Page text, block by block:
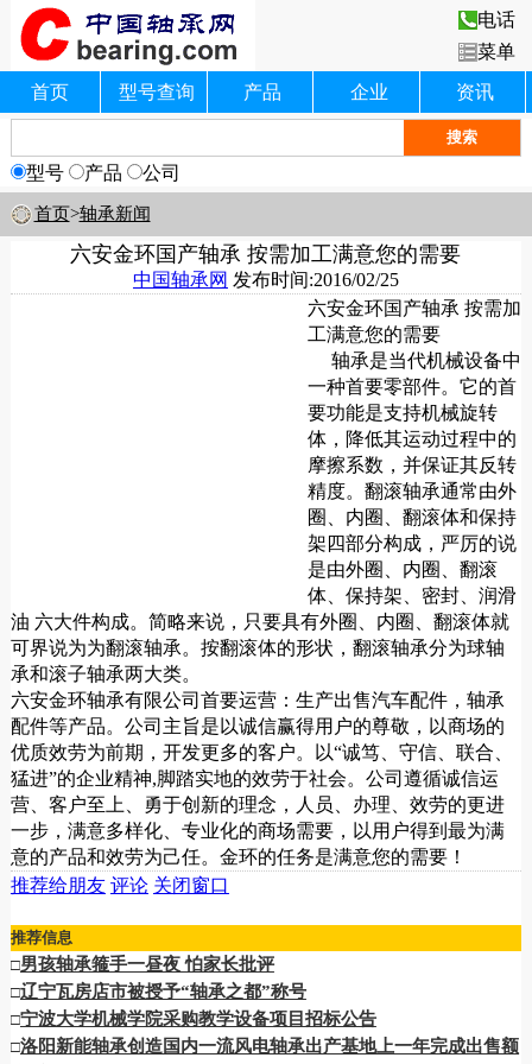
电话
菜单
首页
型号查询 产品 企业 资讯
型号 产品 公司
首页>轴承新闻
六安金环国产轴承 按需加工满意您的需要
中国轴承网 发布时间:2016/02/25
六安金环国产轴承 按需加
工满意您的需要
轴承是当代机械设备中
一种首要零部件。它的首
要功能是支持机械旋转
体，降低其运动过程中的
摩擦系数，并保证其反转
精度。翻滚轴承通常由外
圈、内圈、翻滚体和保持
架四部分构成，严厉的说
是由外圈、内圈、翻滚
体、保持架、密封、润滑
油 六大件构成。简略来说，只要具有外圈、内圈、翻滚体就
可界说为为翻滚轴承。按翻滚体的形状，翻滚轴承分为球轴
承和滚子轴承两大类。
六安金环轴承有限公司首要运营：生产出售汽车配件，轴承
配件等产品。公司主旨是以诚信赢得用户的尊敬，以商场的
优质效劳为前期，开发更多的客户。以“诚笃、守信、联合、
猛进”的企业精神,脚踏实地的效劳于社会。公司遵循诚信运
营、客户至上、勇于创新的理念，人员、办理、效劳的更进
一步，满意多样化、专业化的商场需要，以用户得到最为满
意的产品和效劳为己任。金环的任务是满意您的需要！
推荐给朋友 评论 关闭窗口
推荐信息
□男孩轴承箍手一昼夜 怕家长批评
□辽宁瓦房店市被授予“轴承之都”称号
□宁波大学机械学院采购教学设备项目招标公告
□洛阳新能轴承创造国内一流风电轴承出产基地上一年完成出售额